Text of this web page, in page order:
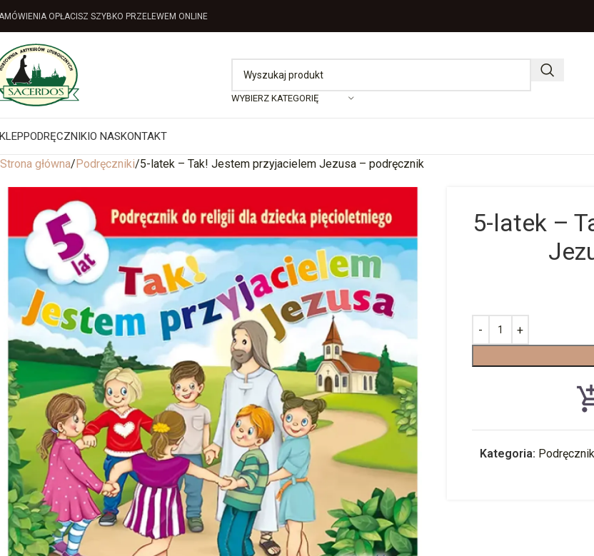
OPŁACISZ SZYBKO PRZELEWEM ONLINE
WYBIERZ KATEGORIĘ
PODRĘCZNIKIO NASKONTAKT
Strona główna Podręczniki 5-latek – Tak! Jestem przyjacielem Jezusa – podręcznik
5-latek –
Kategoria: